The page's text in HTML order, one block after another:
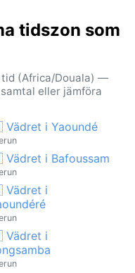
tidszon som
tid (Africa/Douala) —
eller jämföra
i Yaoundé
i Bafoussam
i
i